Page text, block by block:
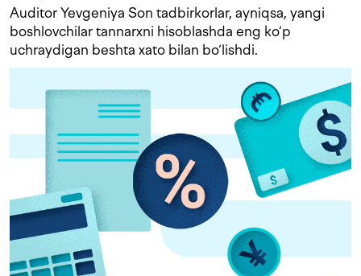
Auditor Yevgeniya Son tadbirkorlar, ayniqsa, yangi
boshlovchilar tannarxni hisoblashda eng ko‘p
uchraydigan beshta xato bilan bo‘lishdi.